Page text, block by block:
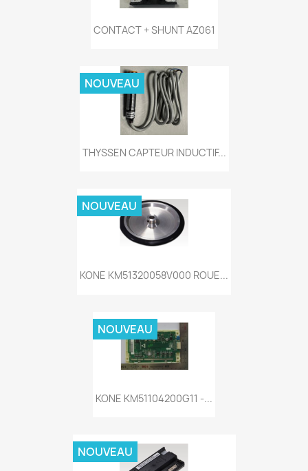
CONTACT + SHUNT AZ061
THYSSEN CAPTEUR INDUCTIF...
NOUVEAU
KONE KM51320058V000 ROUE...
NOUVEAU
KONE KM51104200G11 -...
NOUVEAU
NOUVEAU